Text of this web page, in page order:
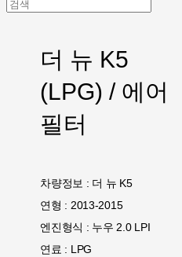
더 뉴 K5
(LPG) / 에어
필터
차량정보 : 더 뉴 K5
연형 : 2013-2015
엔진형식 : 누우 2.0 LPI
연료 : LPG